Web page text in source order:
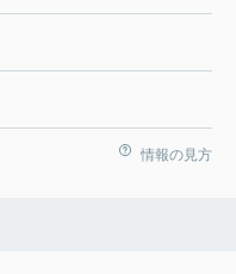
情報の見方